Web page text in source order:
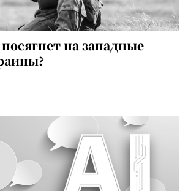
на западные